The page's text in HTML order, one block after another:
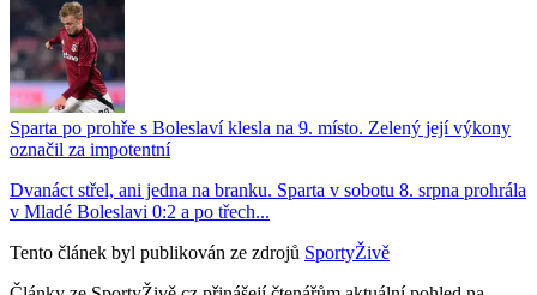
Sparta po prohře s Boleslaví klesla na 9. místo. Zelený její výkony
označil za impotentní
Dvanáct střel, ani jedna na branku. Sparta v sobotu 8. srpna prohrála
v Mladé Boleslavi 0:2 a po třech...
Tento článek byl publikován ze zdrojů SportyŽivě